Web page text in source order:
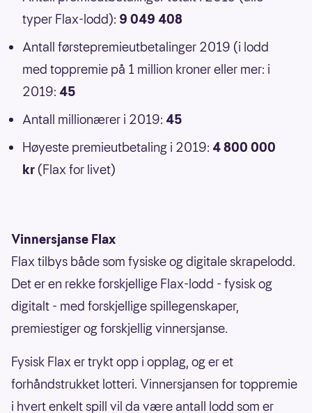
typer Flax-lodd): 9 049 408
Antall førstepremieutbetalinger 2019 (i lodd
med toppremie på 1 million kroner eller mer: i
2019: 45
Antall millionærer i 2019: 45
Høyeste premieutbetaling i 2019: 4 800 000
kr (Flax for livet)
Vinnersjanse Flax
Flax tilbys både som fysiske og digitale skrapelodd.
Det er en rekke forskjellige Flax-lodd - fysisk og
digitalt - med forskjellige spillegenskaper,
premiestiger og forskjellig vinnersjanse.
Fysisk Flax er trykt opp i opplag, og er et
forhåndstrukket lotteri. Vinnersjansen for toppremie
i hvert enkelt spill vil da være antall lodd som er